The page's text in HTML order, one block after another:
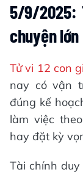
5/9/2025:
chuyện lớn
Tử vi 12 con
nay có vận
đúng kế
làm việc
hay đặt kỳ
Tài chính